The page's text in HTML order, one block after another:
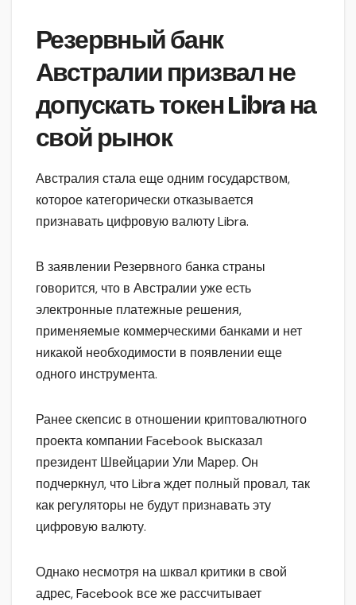
Резервный банк
Австралии призвал не
допускать токен Libra на
свой рынок
Австралия стала еще одним государством,
которое категорически отказывается
признавать цифровую валюту Libra.
В заявлении Резервного банка страны
говорится, что в Австралии уже есть
электронные платежные решения,
применяемые коммерческими банками и нет
никакой необходимости в появлении еще
одного инструмента.
Ранее скепсис в отношении криптовалютного
проекта компании Facebook высказал
президент Швейцарии Ули Марер. Он
подчеркнул, что Libra ждет полный провал, так
как регуляторы не будут признавать эту
цифровую валюту.
Однако несмотря на шквал критики в свой
адрес, Facebook все же рассчитывает